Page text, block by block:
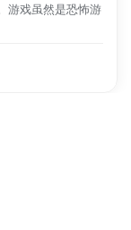
游戏虽然是恐怖游